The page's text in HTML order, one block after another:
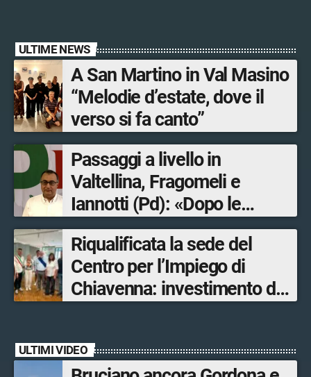
ULTIME NEWS
A San Martino in Val Masino
“Melodie d’estate, dove il
verso si fa canto”
Passaggi a livello in
Valtellina, Fragomeli e
Iannotti (Pd): «Dopo le
Olimpiadi solo un terzo delle
opere sostitutive sarà
ultimato entro il 2026»
Riqualificata la sede del
Centro per l’Impiego di
Chiavenna: investimento da
ULTIMI VIDEO